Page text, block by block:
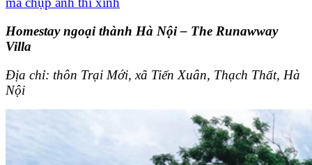
Homestay ngoại thành Hà Nội – The Runawway
Villa
Địa chỉ: thôn Trại Mới, xã Tiến Xuân, Thạch Thất, Hà
Nội